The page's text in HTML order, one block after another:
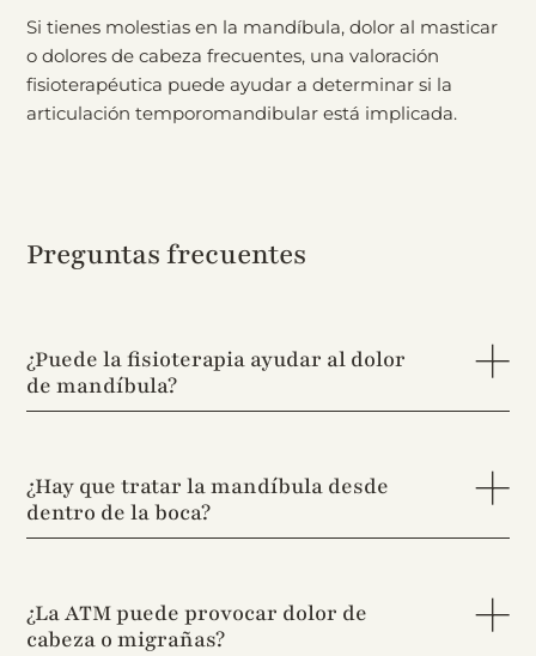
Si tienes molestias en la mandíbula, dolor al masticar
o dolores de cabeza frecuentes, una valoración
fisioterapéutica puede ayudar a determinar si la
articulación temporomandibular está implicada.
Preguntas frecuentes
¿Puede la fisioterapia ayudar al dolor
de mandíbula?
¿Hay que tratar la mandíbula desde
dentro de la boca?
¿La ATM puede provocar dolor de
cabeza o migrañas?